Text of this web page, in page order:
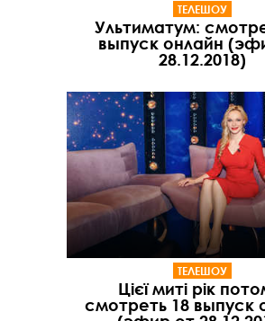
ТЕЛЕШОУ
Ультиматум:
выпуск онлайн
28.12.2018)
ТЕЛЕШОУ
Цієї миті рік
смотреть 18 выпуск